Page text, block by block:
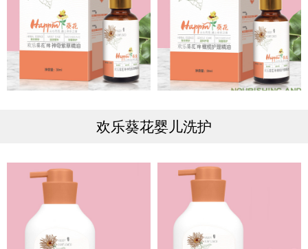
欢乐葵花婴儿洗护